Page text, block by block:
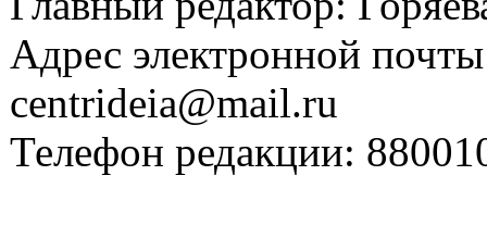
Адрес электронной
centrideia@mail.ru
Телефон редакции: